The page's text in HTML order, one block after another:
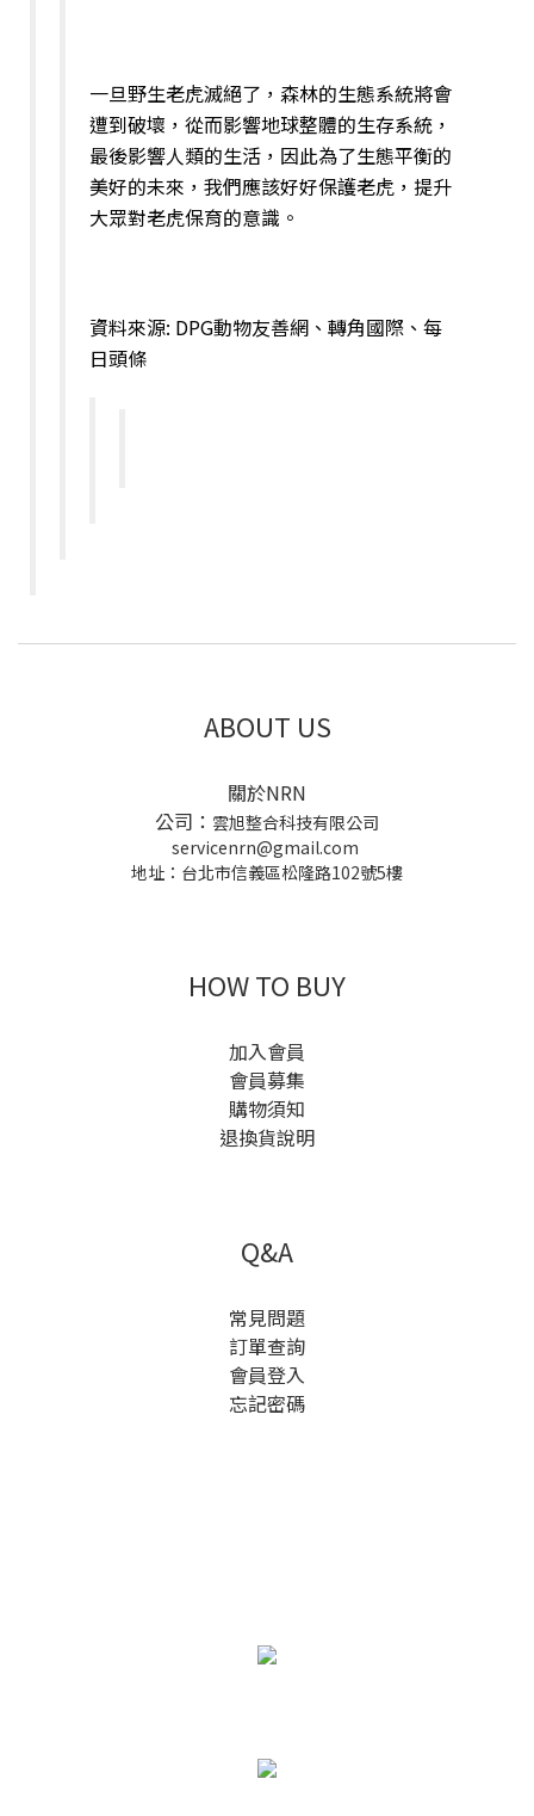
一旦野生老虎滅絕了，森林的生態系統將會
遭到破壞，從而影響地球整體的生存系統，
最後影響人類的生活，因此為了生態平衡的
美好的未來，我們應該好好保護老虎，提升
大眾對老虎保育的意識。
資料來源: DPG動物友善網、轉角國際、每
日頭條
ABOUT US
關於NRN
公司： 雲旭整合科技有限公司
servicenrn@gmail.com
地址：台北市信義區松隆路102號5樓
HOW TO BUY
加入會員
會員募集
購物須知
退換貨說明
Q&A
常見問題
訂單查詢
會員登入
忘記密碼